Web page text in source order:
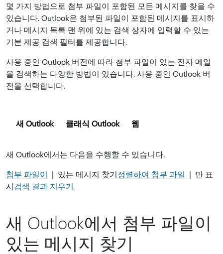
몇 가지 방법으로 첨부 파일이 포함된 모든 메시지를 찾을 수
있습니다. Outlook은 첨부된 파일이 포함된 메시지를 표시하
거나 메시지 목록 맨 위에 있는 검색 상자에 입력할 수 있는
기본 제공 검색 필터를 제공합니다.
사용 중인 Outlook 버전에 따라 첨부 파일이 있는 전자 메일
을 검색하는 다양한 방법이 있습니다. 사용 중인 Outlook 버
전을 선택합니다.
새 Outlook 클래식 Outlook 웹
새 Outlook에서는 다음을 수행할 수 있습니다.
첨부 파일이 | 있는 메시지 찾기정렬하여 첨부 파일 | 만 표
시검색 결과 지우기
새 Outlook에서 첨부 파일이
있는 메시지 찾기